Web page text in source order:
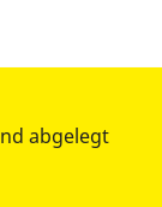
abgelegt